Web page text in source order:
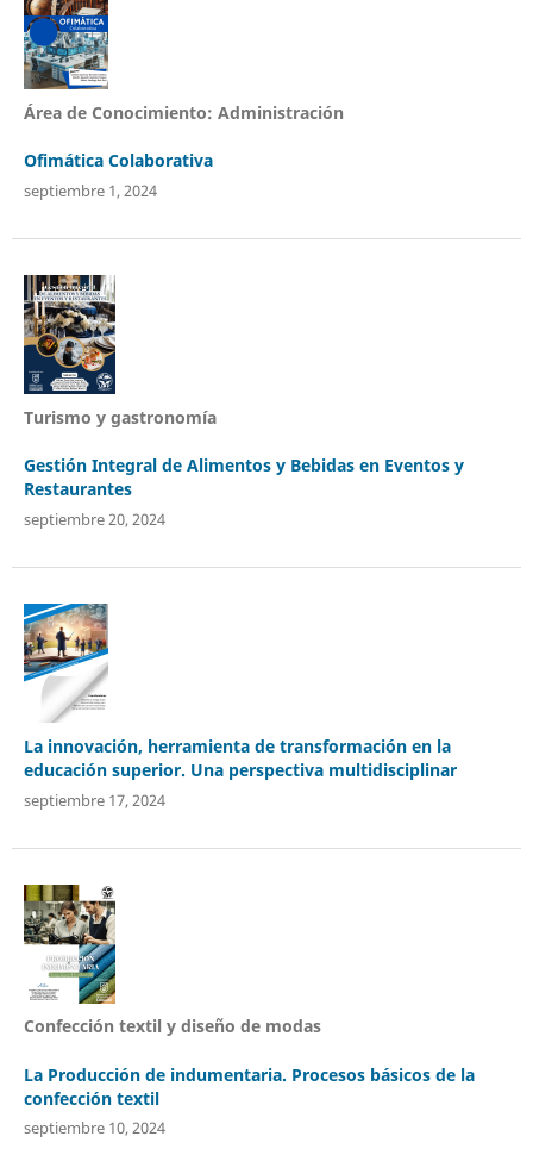
Área de Conocimiento: Administración
Ofimática Colaborativa
septiembre 1, 2024
Turismo y gastronomía
Gestión Integral de Alimentos y Bebidas en Eventos y
Restaurantes
septiembre 20, 2024
La innovación, herramienta de transformación en la
educación superior. Una perspectiva multidisciplinar
septiembre 17, 2024
Confección textil y diseño de modas
La Producción de indumentaria. Procesos básicos de la
confección textil
septiembre 10, 2024